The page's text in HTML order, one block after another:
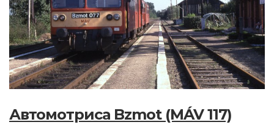
Автомотриса Bzmot (MÁV 117)